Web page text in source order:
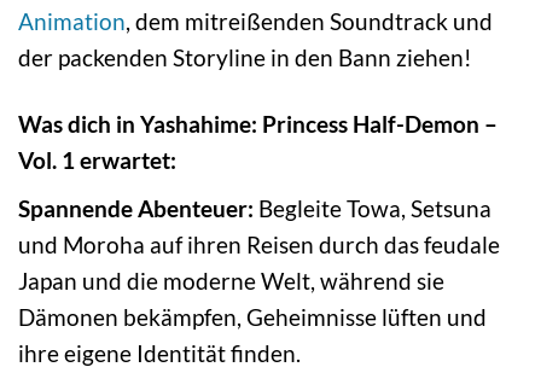
Animation, dem mitreißenden Soundtrack und
der packenden Storyline in den Bann ziehen!
Was dich in Yashahime: Princess Half-Demon –
Vol. 1 erwartet:
Spannende Abenteuer: Begleite Towa, Setsuna
und Moroha auf ihren Reisen durch das feudale
Japan und die moderne Welt, während sie
Dämonen bekämpfen, Geheimnisse lüften und
ihre eigene Identität finden.